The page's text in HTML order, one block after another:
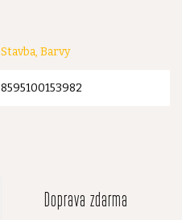
Stavba, Barvy
8595100153982
Doprava zdarma